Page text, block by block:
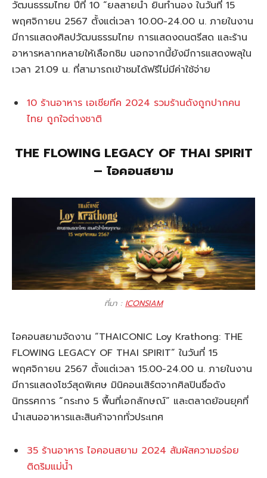
วัฒนธรรมไทย ปีที่ 10 “ยลสายน้ำ ยินทำนอง ในวันที่ 15
พฤศจิกายน 2567 ตั้งแต่เวลา 10.00-24.00 น. ภายในงาน
มีการแสดงศิลปวัฒนธรรมไทย การแสดงดนตรีสด และร้าน
อาหารหลากหลายให้เลือกชิม นอกจากนี้ยังมีการแสดงพลุใน
เวลา 21.09 น. ที่สามารถเข้าชมได้ฟรีไม่มีค่าใช้จ่าย
10 ร้านอาหาร เอเชียทีค 2024 รวมร้านดังถูกปากคน
ไทย ถูกใจต่างชาติ
THE FLOWING LEGACY OF THAI SPIRIT
– ไอคอนสยาม
ที่มา : ICONSIAM
ไอคอนสยามจัดงาน “THAICONIC Loy Krathong: THE
FLOWING LEGACY OF THAI SPIRIT” ในวันที่ 15
พฤศจิกายน 2567 ตั้งแต่เวลา 15.00-24.00 น. ภายในงาน
มีการแสดงโชว์สุดพิเศษ มินิคอนเสิร์ตจากศิลปินชื่อดัง
นิทรรศการ “กระทง 5 พื้นที่เอกลักษณ์” และตลาดย้อนยุคที่
นำเสนออาหารและสินค้าจากทั่วประเทศ
35 ร้านอาหาร ไอคอนสยาม 2024 สัมผัสความอร่อย
ติดริมแม่น้ำ